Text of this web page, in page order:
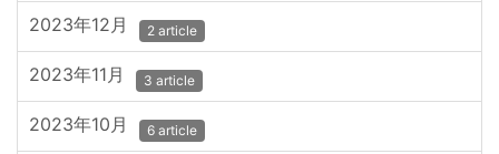
2023年12月 2 article
2023年11月 3 article
2023年10月 6 article